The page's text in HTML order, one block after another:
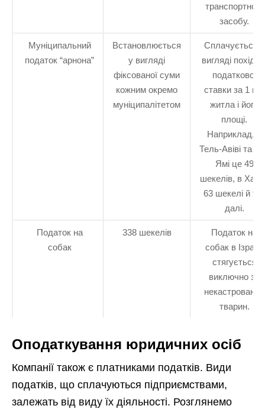
транспортного
засобу.
Муніципальний
податок “арнона”
Встановлюється
у вигляді
фіксованої суми
кожним окремо
муніципалітетом
Сплачується у
вигляді
податкової
ставки за 1 м 2
житла і його
площі.
Наприклад, в
Тель-Авіві та
Ямі це 49
шекелів, в
63 шекелі й так
далі.
Податок на
собак
338 шекелів
Податок на
собак в Ізраїлі
стягується
виключно за
некастрованих
тварин.
Оподаткування юридичних осіб
Компанії також є платниками податків. Види
податків, що сплачуються підприємствами,
залежать від виду їх діяльності. Розглянемо